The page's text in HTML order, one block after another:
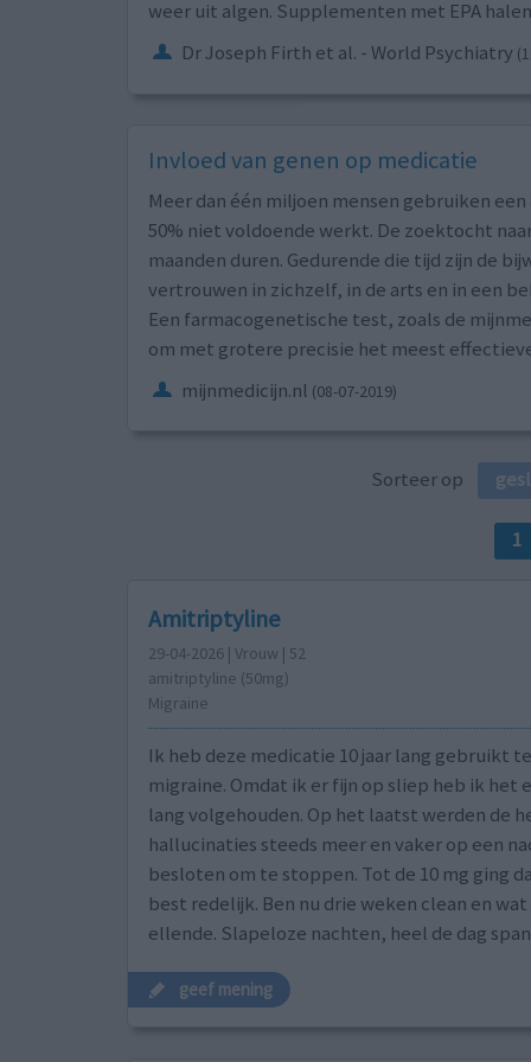
weer uit algen. Supplementen met EPA
Dr Joseph Firth et al. - World Psychiatry
Invloed van genen op medicatie
Meer dan één miljoen mensen gebruiken
50% niet voldoende werkt. De zoektocht
maanden duren. Gedurende die tijd zijn de
vertrouwen in zichzelf, in de arts en in een
Een farmacogenetische test, zoals de
om met grotere precisie het meest
mijnmedicijn.nl (08-07-2019)
Sorteer op
1
Amitriptyline
29-04-2026 | Vrouw | 52
amitriptyline (50mg)
Migraine
Ik heb deze medicatie 10 jaar lang gebruikt
migraine. Omdat ik er fijn op sliep heb ik het
lang volgehouden. Op het laatst werden de
hallucinaties steeds meer en vaker op een
besloten om te stoppen. Tot de 10 mg ging
best redelijk. Ben nu drie weken clean en wat
ellende. Slapeloze nachten, heel de dag
geef mening